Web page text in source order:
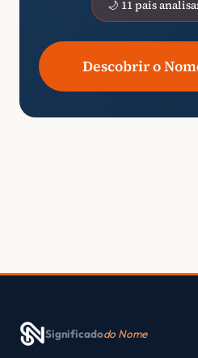
🌙 11 pais
Descobrir o
Significadodo Nome